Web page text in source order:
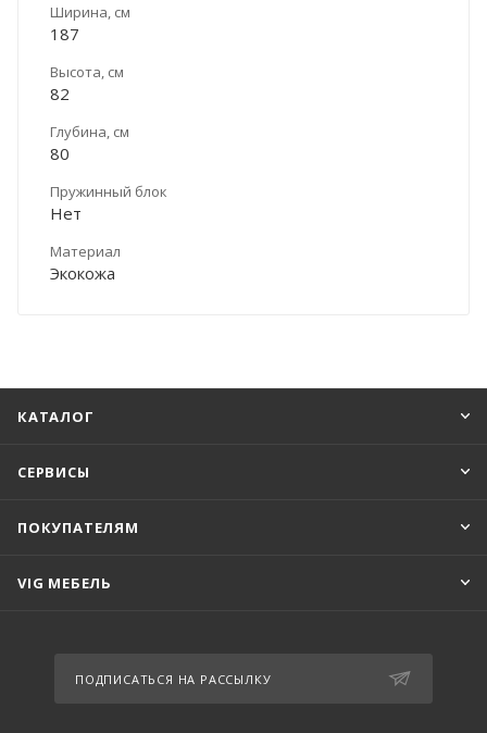
Ширина, см
187
Высота, см
82
Глубина, см
80
Пружинный блок
Нет
Материал
Экокожа
КАТАЛОГ
СЕРВИСЫ
ПОКУПАТЕЛЯМ
VIG МЕБЕЛЬ
ПОДПИСАТЬСЯ НА РАССЫЛКУ